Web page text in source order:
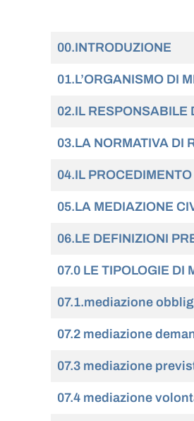
Articoli
Titolo Visite
00.INTRODUZIONE
01.L’ORGANISMO DI
02.IL RESPONSABILE
03.LA NORMATIVA DI
04.IL
05.LA MEDIAZIONE
06.LE DEFINIZIONI
07.0 LE TIPOLOGIE DI
07.1.mediazione
07.2 mediazione
07.3 mediazione
07.4 mediazione